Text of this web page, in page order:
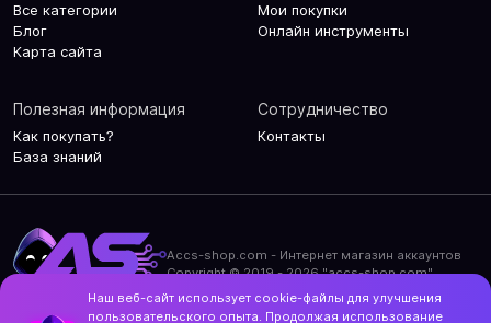
Все категории
Блог
Карта сайта
Мои покупки
Онлайн инструменты
Полезная информация
Как покупать?
База знаний
Сотрудничество
Контакты
Accs-shop.com - Интернет магазин аккаунтов
Copyright © 2019 - 2026 "accs-shop.com"
Наш веб-сайт использует cookie-файлы для улучшения
пользовательского опыта. Продолжая использование